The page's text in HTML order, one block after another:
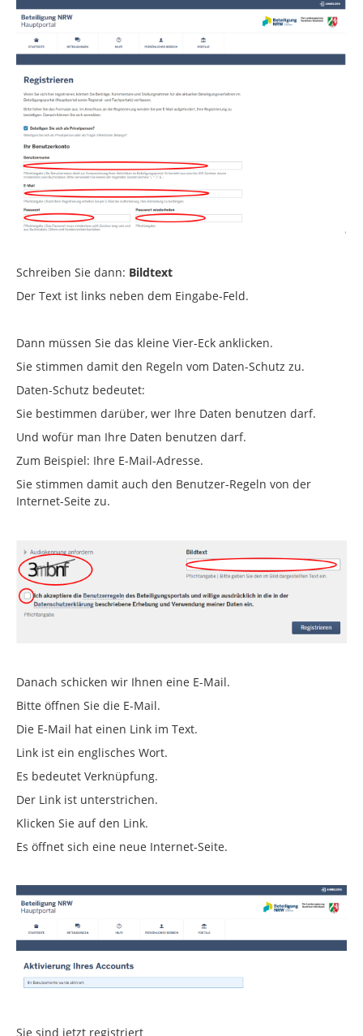
Schreiben Sie dann: Bildtext
Der Text ist links neben dem Eingabe-Feld.
Dann müssen Sie das kleine Vier-Eck anklicken.
Sie stimmen damit den Regeln vom Daten-Schutz zu.
Daten-Schutz bedeutet:
Sie bestimmen darüber, wer Ihre Daten benutzen darf.
Und wofür man Ihre Daten benutzen darf.
Zum Beispiel: Ihre E-Mail-Adresse.
Sie stimmen damit auch den Benutzer-Regeln von der
Internet-Seite zu.
Danach schicken wir Ihnen eine E-Mail.
Bitte öffnen Sie die E-Mail.
Die E-Mail hat einen Link im Text.
Link ist ein englisches Wort.
Es bedeutet Verknüpfung.
Der Link ist unterstrichen.
Klicken Sie auf den Link.
Es öffnet sich eine neue Internet-Seite.
Sie sind jetzt registriert